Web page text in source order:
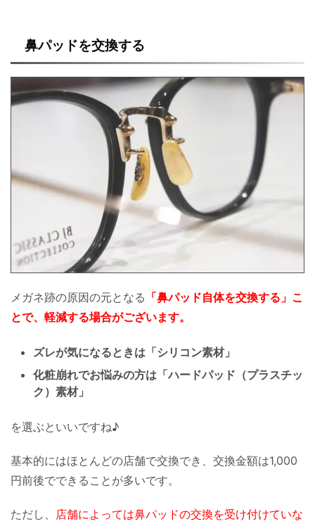
鼻パッドを交換する
メガネ跡の原因の元となる 「鼻パッド自体を交換する」こ
とで、軽減する場合がございます。
ズレが気になるときは「シリコン素材」
化粧崩れでお悩みの方は「ハードパッド（プラスチッ
ク）素材」
を選ぶといいですね♪
基本的にはほとんどの店舗で交換でき、交換金額は1,000
円前後でできることが多いです。
ただし、 店舗によっては鼻パッドの交換を受け付けていな